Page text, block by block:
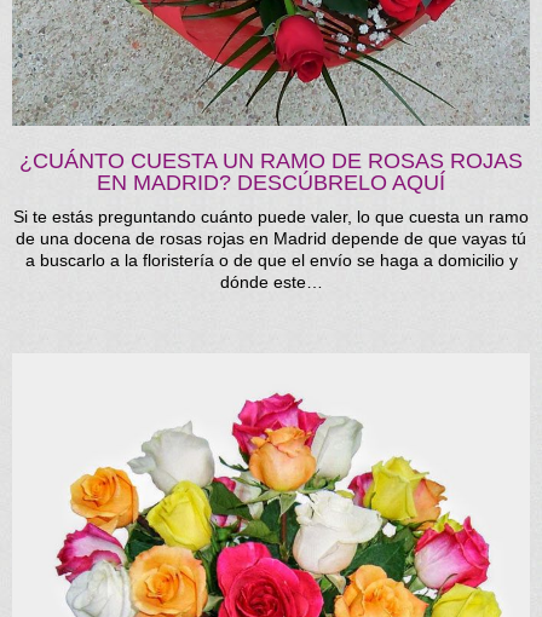
¿CUÁNTO CUESTA UN RAMO DE ROSAS ROJAS
EN MADRID? DESCÚBRELO AQUÍ
Si te estás preguntando cuánto puede valer, lo que cuesta un ramo
de una docena de rosas rojas en Madrid depende de que vayas tú
a buscarlo a la floristería o de que el envío se haga a domicilio y
dónde este…